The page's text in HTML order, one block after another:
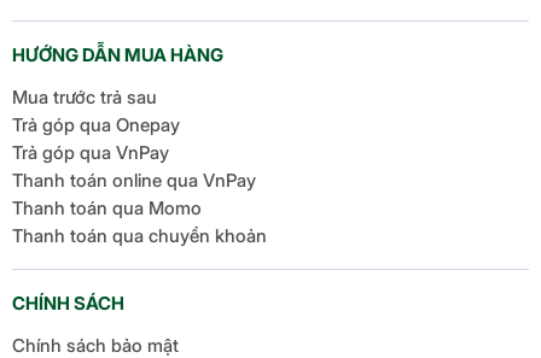
HƯỚNG DẪN MUA HÀNG
Mua trước trả sau
Trả góp qua Onepay
Trả góp qua VnPay
Thanh toán online qua VnPay
Thanh toán qua Momo
Thanh toán qua chuyển khoản
CHÍNH SÁCH
Chính sách bảo mật